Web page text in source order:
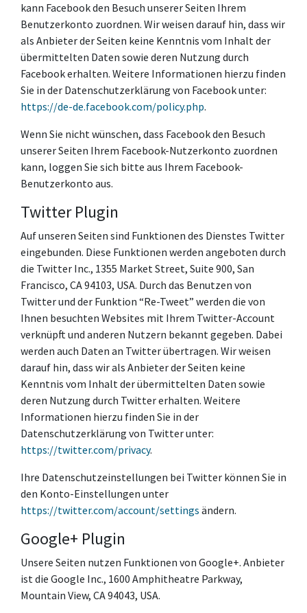
kann Facebook den Besuch unserer Seiten Ihrem
Benutzerkonto zuordnen. Wir weisen darauf hin, dass wir
als Anbieter der Seiten keine Kenntnis vom Inhalt der
übermittelten Daten sowie deren Nutzung durch
Facebook erhalten. Weitere Informationen hierzu finden
Sie in der Datenschutzerklärung von Facebook unter:
https://de-de.facebook.com/policy.php.
Wenn Sie nicht wünschen, dass Facebook den Besuch
unserer Seiten Ihrem Facebook-Nutzerkonto zuordnen
kann, loggen Sie sich bitte aus Ihrem Facebook-
Benutzerkonto aus.
Twitter Plugin
Auf unseren Seiten sind Funktionen des Dienstes Twitter
eingebunden. Diese Funktionen werden angeboten durch
die Twitter Inc., 1355 Market Street, Suite 900, San
Francisco, CA 94103, USA. Durch das Benutzen von
Twitter und der Funktion “Re-Tweet” werden die von
Ihnen besuchten Websites mit Ihrem Twitter-Account
verknüpft und anderen Nutzern bekannt gegeben. Dabei
werden auch Daten an Twitter übertragen. Wir weisen
darauf hin, dass wir als Anbieter der Seiten keine
Kenntnis vom Inhalt der übermittelten Daten sowie
deren Nutzung durch Twitter erhalten. Weitere
Informationen hierzu finden Sie in der
Datenschutzerklärung von Twitter unter:
https://twitter.com/privacy.
Ihre Datenschutzeinstellungen bei Twitter können Sie in
den Konto-Einstellungen unter
https://twitter.com/account/settings ändern.
Google+ Plugin
Unsere Seiten nutzen Funktionen von Google+. Anbieter
ist die Google Inc., 1600 Amphitheatre Parkway,
Mountain View, CA 94043, USA.